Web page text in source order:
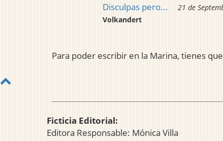
Disculpas pero...
21 de
Volkandert
Para poder escribir en la Marina, tienes que
Ficticia Editorial:
Editora Responsable: Mónica Villa